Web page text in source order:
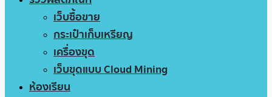
เว็บซื้อขาย
กระเป๋าเก็บเหรียญ
เครื่องขุด
เว็บขุดแบบ Cloud Mining
ห้องเรียน